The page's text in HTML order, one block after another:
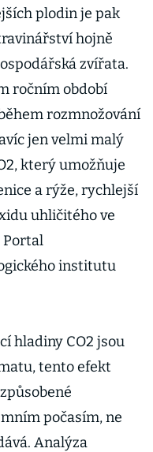
narazil, staral
se lidem
o miliony
plodin je pak
hojně
zvířata.
ročním období
rozmnožování
jen velmi malý
který umožňuje
a rýže, rychlejší
uhličitého ve
Portal
institutu
hladiny CO2 jsou
tento efekt
počasím, ne
Analýza